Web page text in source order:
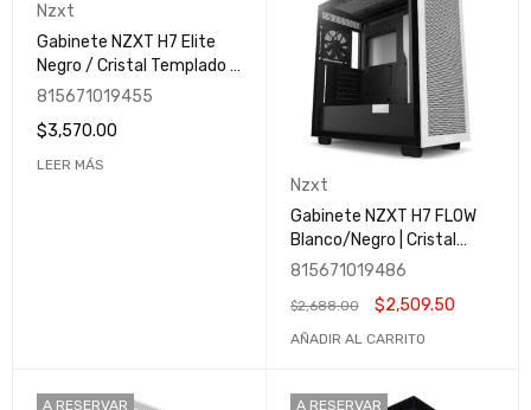
Nzxt
Gabinete NZXT H7 Elite
Negro / Cristal Templado /
RGB / ARGB Fans / USB
815671019455
$3,570.00
LEER MÁS
Nzxt
Gabinete NZXT H7 FLOW
Blanco/Negro | Cristal
Templado | ATX | Sin
H71FG-01
815671019486
$2,688.00 $2,509.50
AÑADIR AL CARRITO
A RESERVAR A RESERVAR